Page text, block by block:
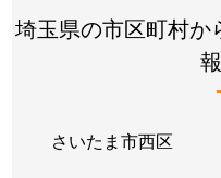
埼玉県の市区町村
さいたま市西区